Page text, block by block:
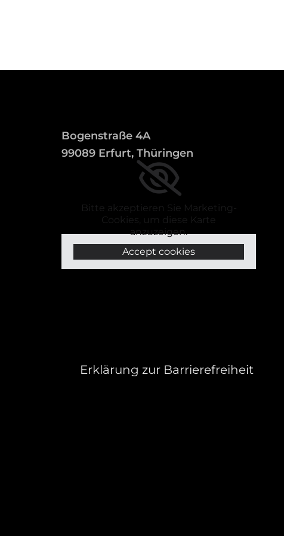
Bogenstraße 4A
99089 Erfurt, Thüringen
Bitte akzeptieren Sie Marketing-
Cookies, um diese Karte
anzuzeigen.
Accept cookies
Erklärung zur Barrierefreiheit